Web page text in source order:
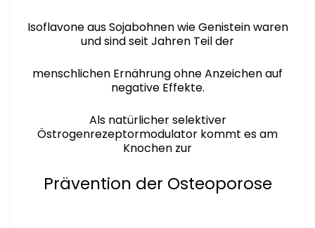
Isoflavone aus Sojabohnen wie Genistein waren
und sind seit Jahren Teil der
menschlichen Ernährung ohne Anzeichen auf
negative Effekte.
Als natürlicher selektiver
Östrogenrezeptormodulator kommt es am
Knochen zur
Prävention der Osteoporose